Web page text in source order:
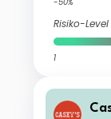
Risiko-Level
1